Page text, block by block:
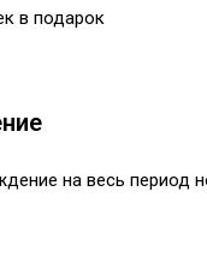
в подарок
на весь период